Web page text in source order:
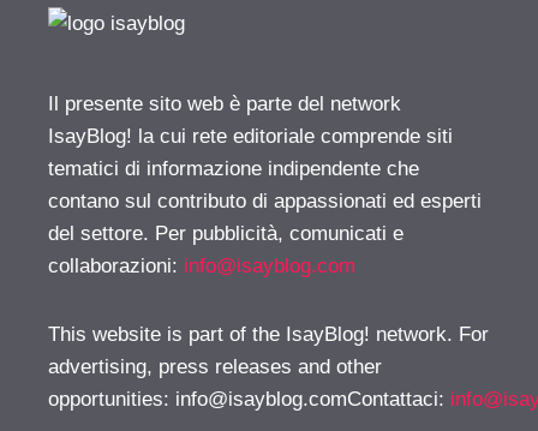
Il presente sito web è parte del network
IsayBlog! la cui rete editoriale comprende siti
tematici di informazione indipendente che
contano sul contributo di appassionati ed esperti
del settore. Per pubblicità, comunicati e
collaborazioni: info@isayblog.com
This website is part of the IsayBlog! network. For
advertising, press releases and other
opportunities: info@isayblog.comContattaci: